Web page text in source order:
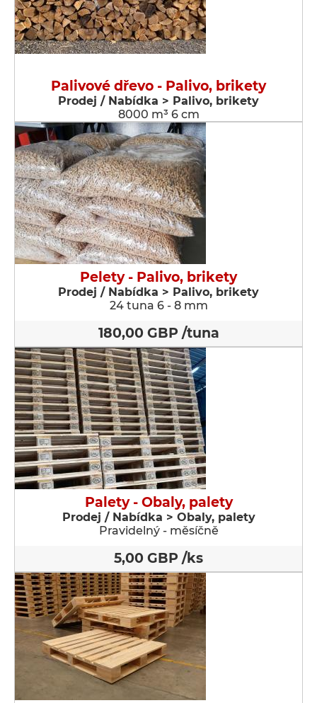
Palivové dřevo - Palivo, brikety
Prodej / Nabídka > Palivo, brikety
8000 m³ 6 cm
Pelety - Palivo, brikety
Prodej / Nabídka > Palivo, brikety
24 tuna 6 - 8 mm
180,00 GBP /tuna
Palety - Obaly, palety
Prodej / Nabídka > Obaly, palety
Pravidelný - měsíčně
5,00 GBP /ks